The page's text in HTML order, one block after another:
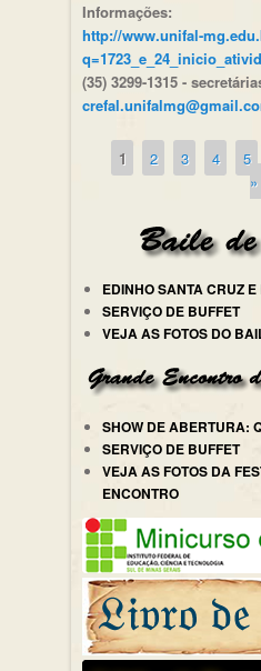
Informações:
http://www.unifal-
(35) 3299-1315 -
Páginas
1 2 3 4 5
»
EDINHO SANTA CRUZ
SERVIÇO DE BUFFET
VEJA AS FOTOS DO
SHOW DE ABERTURA:
SERVIÇO DE BUFFET
VEJA AS FOTOS DA
ENCONTRO